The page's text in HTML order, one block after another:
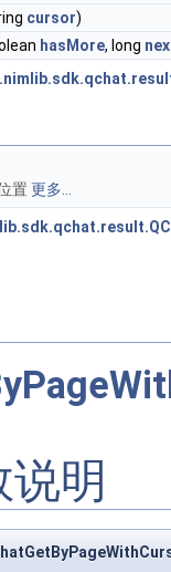
cursor)
hasMore, long
置 更多...
明